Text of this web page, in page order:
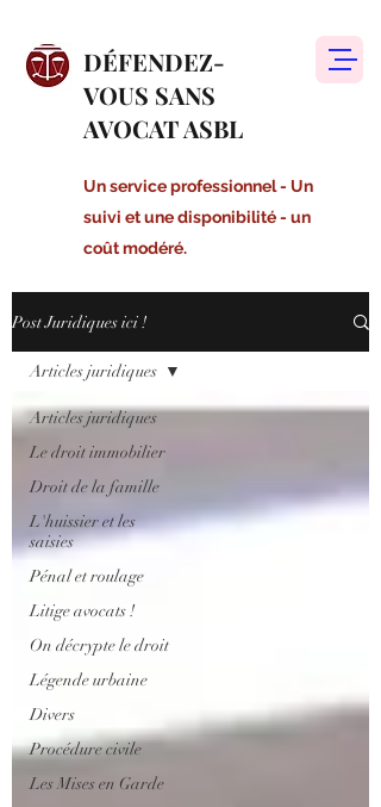
DÉFENDEZ-
VOUS SANS
AVOCAT ASBL
Un service professionnel - Un
suivi et une disponibilité - un
coût modéré.
Post Juridiques ici !
Articles juridiques
Le droit immobilier
Droit de la famille
L'huissier et les
saisies
Pénal et roulage
Litige avocats !
On décrypte le droit
Légende urbaine
Divers
Procédure civile
Les Mises en Garde
Articles juridiques